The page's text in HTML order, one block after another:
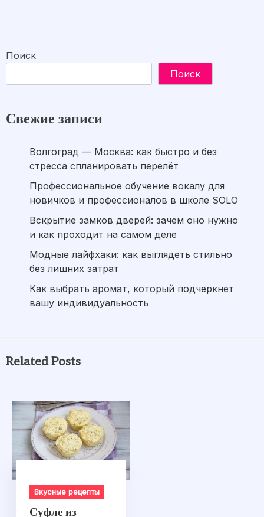
Поиск
Поиск
Свежие записи
Волгоград — Москва: как быстро и без
стресса спланировать перелёт
Профессиональное обучение вокалу для
новичков и профессионалов в школе SOLO
Вскрытие замков дверей: зачем оно нужно
и как проходит на самом деле
Модные лайфхаки: как выглядеть стильно
без лишних затрат
Как выбрать аромат, который подчеркнет
вашу индивидуальность
Related Posts
Вкусные рецепты
Суфле из